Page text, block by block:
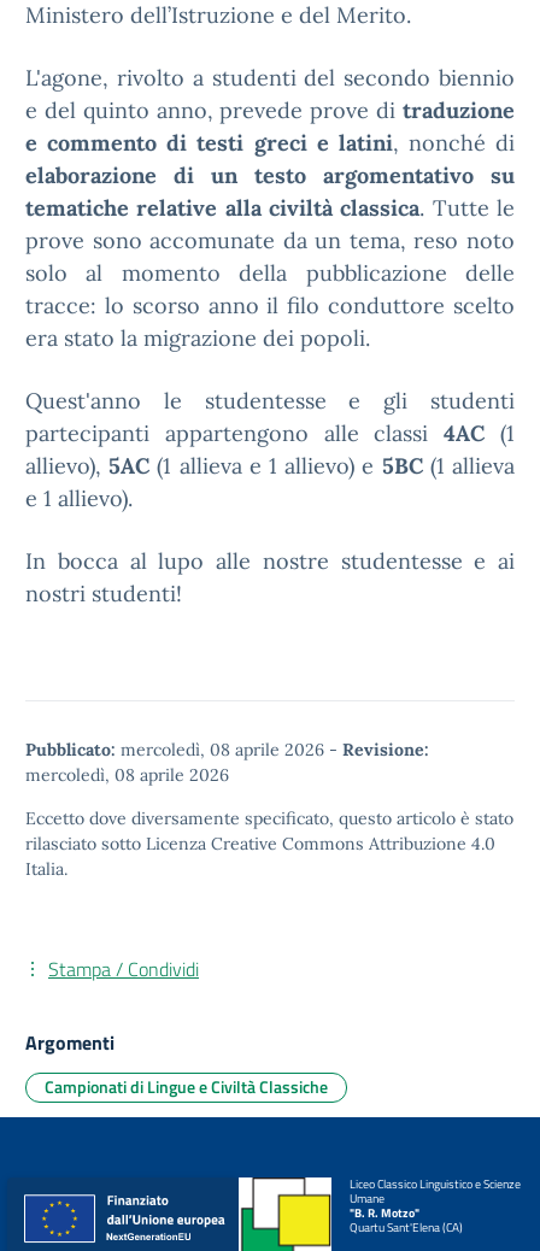
Ministero dell’Istruzione e del Merito.
L'agone, rivolto a studenti del secondo biennio
e del quinto anno, prevede prove di traduzione
e commento di testi greci e latini, nonché di
elaborazione di un testo argomentativo su
tematiche relative alla civiltà classica. Tutte le
prove sono accomunate da un tema, reso noto
solo al momento della pubblicazione delle
tracce: lo scorso anno il filo conduttore scelto
era stato la migrazione dei popoli.
Quest'anno le studentesse e gli studenti
partecipanti appartengono alle classi4AC (1
allievo),5AC (1 allieva e 1 allievo) e 5BC(1 allieva
e 1 allievo).
In bocca al lupo alle nostre studentesse e ai
nostri studenti!
Pubblicato: mercoledì, 08 aprile 2026 - Revisione:
mercoledì, 08 aprile 2026
Eccetto dove diversamente specificato, questo articolo è stato
rilasciato sotto Licenza Creative Commons Attribuzione 4.0
Italia.
Stampa / Condividi
Argomenti
Campionati di Lingue e Civiltà Classiche
Liceo Classico Linguistico e Scienze
Umane
"B. R. Motzo"
Quartu Sant'Elena (CA)